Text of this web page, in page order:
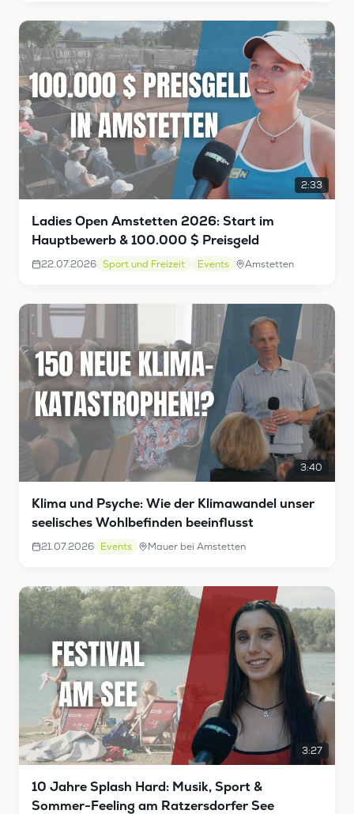
2:33
Ladies Open Amstetten 2026: Start im
Hauptbewerb & 100.000 $ Preisgeld
22.07.2026 Sport und Freizeit Events Amstetten
3:40
Klima und Psyche: Wie der Klimawandel unser
seelisches Wohlbefinden beeinflusst
21.07.2026 Events Mauer bei Amstetten
3:27
10 Jahre Splash Hard: Musik, Sport &
Sommer-Feeling am Ratzersdorfer See